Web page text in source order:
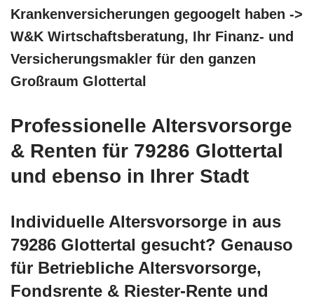
Krankenversicherungen gegoogelt haben ->
W&K Wirtschaftsberatung, Ihr Finanz- und
Versicherungsmakler für den ganzen
Großraum Glottertal
Professionelle Altersvorsorge
& Renten für 79286 Glottertal
und ebenso in Ihrer Stadt
Individuelle Altersvorsorge in aus
79286 Glottertal gesucht? Genauso
für Betriebliche Altersvorsorge,
Fondsrente & Riester-Rente und